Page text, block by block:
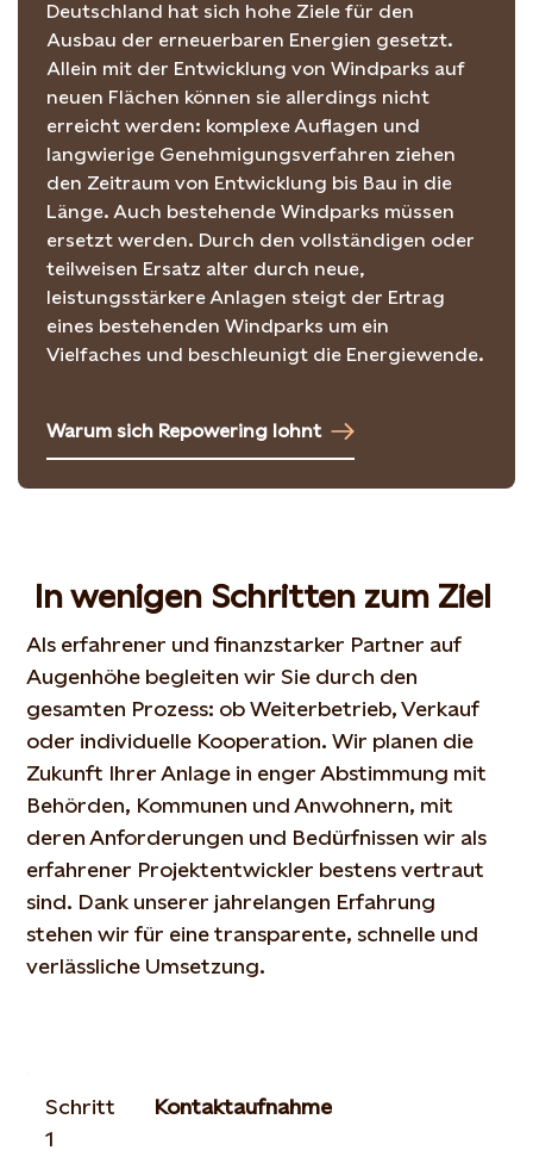
Deutschland hat sich hohe Ziele für den
Ausbau der erneuerbaren Energien gesetzt.
Allein mit der Entwicklung von Windparks auf
neuen Flächen können sie allerdings nicht
erreicht werden: komplexe Auflagen und
langwierige Genehmigungsverfahren ziehen
den Zeitraum von Entwicklung bis Bau in die
Länge. Auch bestehende Windparks müssen
ersetzt werden. Durch den vollständigen oder
teilweisen Ersatz alter durch neue,
leistungsstärkere Anlagen steigt der Ertrag
eines bestehenden Windparks um ein
Vielfaches und beschleunigt die Energiewende.
Warum sich Repowering lohnt
In wenigen Schritten zum Ziel
Als erfahrener und finanzstarker Partner auf
Augenhöhe begleiten wir Sie durch den
gesamten Prozess: ob Weiterbetrieb, Verkauf
oder individuelle Kooperation. Wir planen die
Zukunft Ihrer Anlage in enger Abstimmung mit
Behörden, Kommunen und Anwohnern, mit
deren Anforderungen und Bedürfnissen wir als
erfahrener Projektentwickler bestens vertraut
sind. Dank unserer jahrelangen Erfahrung
stehen wir für eine transparente, schnelle und
verlässliche Umsetzung.
Schritt
1
Kontaktaufnahme